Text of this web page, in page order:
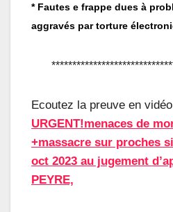
* Fautes e frappe dues à
aggravés par torture
Ecoutez la preuve en
URGENT!menaces de
+massacre sur proches
oct 2023 au jugement
PEYRE,